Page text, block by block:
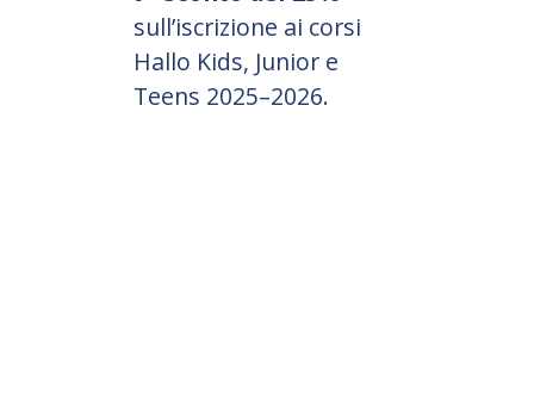
sull’iscrizione ai corsi
Hallo Kids, Junior e
Teens 2025–2026.